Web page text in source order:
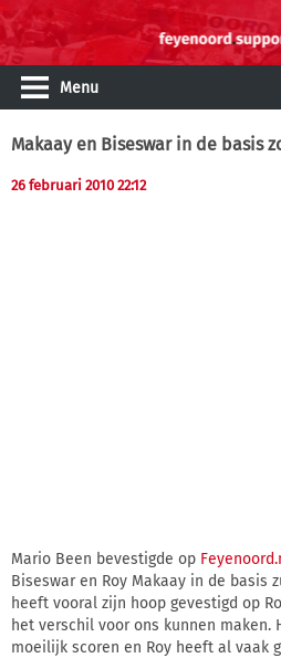
Menu
Makaay en Biseswar in de basis
26 februari 2010 22:12
Mario Been bevestigde op
Biseswar en Roy Makaay in de basis
heeft vooral zijn hoop gevestigd op
het verschil voor ons kunnen maken.
moeilijk scoren en Roy heeft al vaak